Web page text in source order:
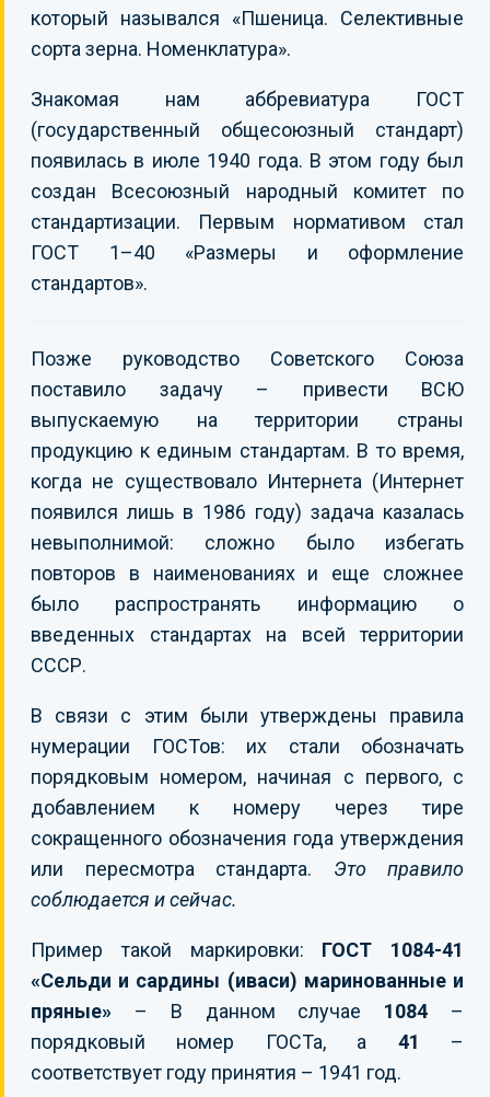
который назывался «Пшеница. Селективные
сорта зерна. Номенклатура».
Знакомая нам аббревиатура ГОСТ
(государственный общесоюзный стандарт)
появилась в июле 1940 года. В этом году был
создан Всесоюзный народный комитет по
стандартизации. Первым нормативом стал
ГОСТ 1–40 «Размеры и оформление
стандартов».
Позже руководство Советского Союза
поставило задачу – привести ВСЮ
выпускаемую на территории страны
продукцию к единым стандартам. В то время,
когда не существовало Интернета (Интернет
появился лишь в 1986 году) задача казалась
невыполнимой: сложно было избегать
повторов в наименованиях и еще сложнее
было распространять информацию о
введенных стандартах на всей территории
СССР.
В связи с этим были утверждены правила
нумерации ГОСТов: их стали обозначать
порядковым номером, начиная с первого, с
добавлением к номеру через тире
сокращенного обозначения года утверждения
или пересмотра стандарта. Это правило
соблюдается и сейчас.
Пример такой маркировки: ГОСТ 1084-41
«Сельди и сардины (иваси) маринованные и
пряные» – В данном случае 1084 –
порядковый номер ГОСТа, а 41
–
соответствует году принятия – 1941 год.